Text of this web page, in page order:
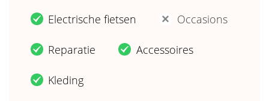
. Electrische fietsen ' Occasions
. Reparatie . Accessoires
. Kleding